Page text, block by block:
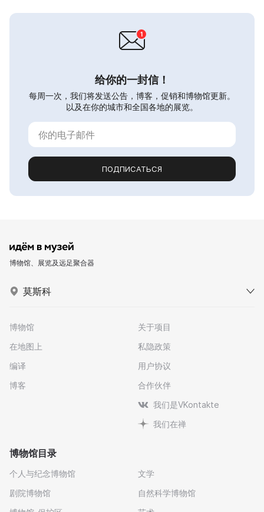
给你的一封信！
每周一次，我们将发送公告，博客，促销和博物馆更新。
以及在你的城市和全国各地的展览。
ПОДПИСАТЬСЯ
博物馆、展览及远足聚合器
莫斯科
博物馆
在地图上
编译
博客
关于项目
私隐政策
用户协议
合作伙伴
我们是VKontakte
我们在禅
博物馆目录
个人与纪念博物馆
剧院博物馆
文学
自然科学博物馆